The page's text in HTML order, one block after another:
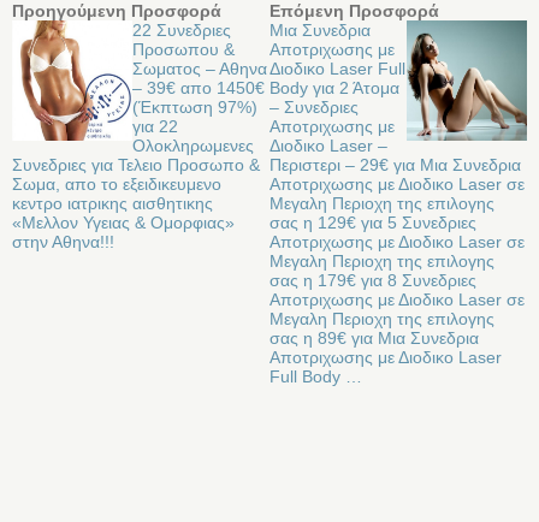
Προηγούμενη Προσφορά
22 Συνεδριες
Προσωπου &
Σωματος – Αθηνα
– 39€ απο 1450€
(Έκπτωση 97%)
για 22
Ολοκληρωμενες
Συνεδριες για Τελειο Προσωπο &
Σωμα, απο το εξειδικευμενο
κεντρο ιατρικης αισθητικης
«Μελλον Υγειας & Ομορφιας»
στην Αθηνα!!!
Επόμενη Προσφορά
Μια Συνεδρια
Αποτριχωσης με
Διοδικο Laser Full
Body για 2 Άτομα
– Συνεδριες
Αποτριχωσης με
Διοδικο Laser –
Περιστερι – 29€ για Μια Συνεδρια
Αποτριχωσης με Διοδικο Laser σε
Μεγαλη Περιοχη της επιλογης
σας η 129€ για 5 Συνεδριες
Αποτριχωσης με Διοδικο Laser σε
Μεγαλη Περιοχη της επιλογης
σας η 179€ για 8 Συνεδριες
Αποτριχωσης με Διοδικο Laser σε
Μεγαλη Περιοχη της επιλογης
σας η 89€ για Μια Συνεδρια
Αποτριχωσης με Διοδικο Laser
Full Body …